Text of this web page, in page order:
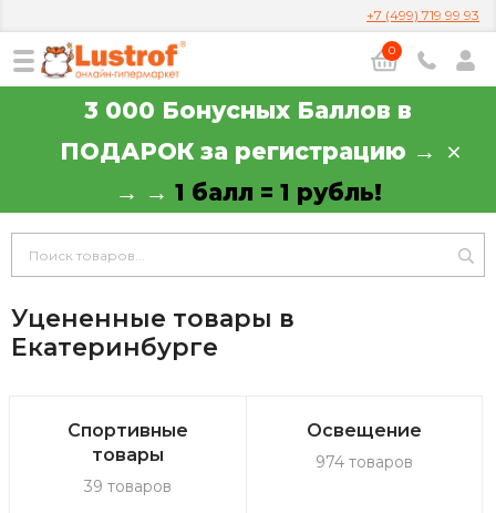
+7 (499) 719 99 93
0
3 000 Бонусных Баллов в
ПОДАРОК за регистрацию →
→ → 1 балл = 1 рубль!
Уцененные товары в
Екатеринбурге
Спортивные
товары
39 товаров
Освещение
974 товаров